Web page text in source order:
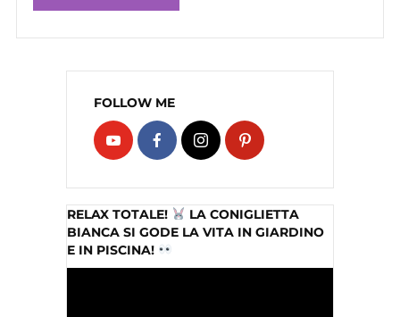
FOLLOW ME
RELAX TOTALE!
LA CONIGLIETTA
BIANCA SI GODE LA VITA IN GIARDINO
E IN PISCINA!